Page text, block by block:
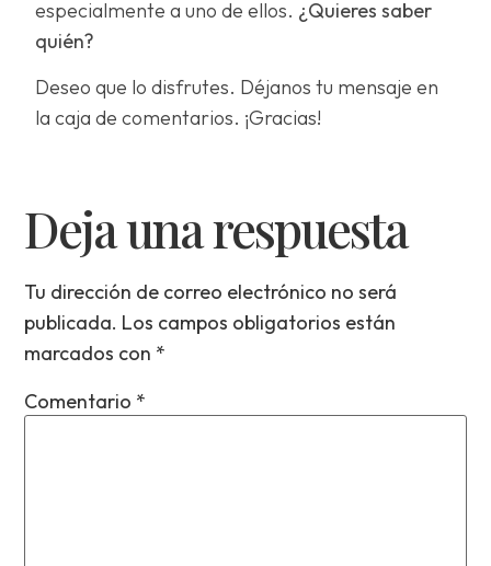
especialmente a uno de ellos. ¿Quieres saber
quién?
Deseo que lo disfrutes. Déjanos tu mensaje en
la caja de comentarios. ¡Gracias!
Deja una respuesta
Tu dirección de correo electrónico no será
publicada. Los campos obligatorios están
marcados con *
Comentario *